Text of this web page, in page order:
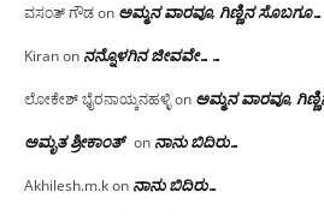
ವಸಂತ್ ಗೌಡon ಅಮ್ಮನ ವಾರವೂ, ಗಿಣ್ಣಿನ ಸೊಬಗೂ…
Kiranon ನನ್ನೊಳಗಿನ ಜೀವವೇ……
ಲೋಕೇಶ್ ಭೈರನಾಯ್ಕನಹಳ್ಳಿon ಅಮ್ಮನ ವಾರವೂ,
ಅಮೃತ ಶ್ರೀಕಾಂತ್ on ನಾನು ಬಿದಿರು…
Akhilesh.m.kon ನಾನು ಬಿದಿರು…